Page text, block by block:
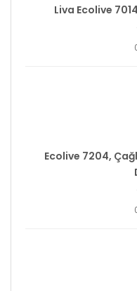
Liva Ecolive
Ecolive 7204,